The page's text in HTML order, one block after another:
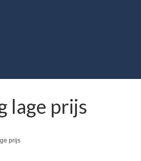
lage prijs
prijs